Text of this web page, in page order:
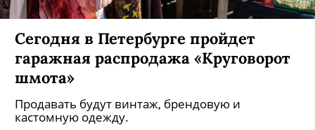
Новое имя — петербургская марка
перчаток Two, смелости и
психоделическим принтами
которой позавидуют сами MSGM
Перчатки марки Two из Петербурга уже